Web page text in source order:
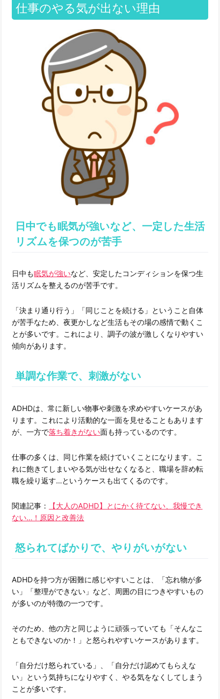
仕事のやる気が出ない理由
日中でも眠気が強いなど、一定した生活
リズムを保つのが苦手
日中も眠気が強いなど、安定したコンディションを保つ生
活リズムを整えるのが苦手です。
「決まり通り行う」「同じことを続ける」ということ自体
が苦手なため、夜更かしなど生活もその場の感情で動くこ
とが多いです。これにより、調子の波が激しくなりやすい
傾向があります。
単調な作業で、刺激がない
ADHDは、常に新しい物事や刺激を求めやすいケースがあ
ります。これにより活動的な一面を見せることもあります
が、一方で落ち着きがない面も持っているのです。
仕事の多くは、同じ作業を続けていくことになります。こ
れに飽きてしまいやる気が出せなくなると、職場を辞め転
職を繰り返す…というケースも出てくるのです。
関連記事：
【大人のADHD】とにかく待てない、我慢でき
ない…！原因と改善法
怒られてばかりで、やりがいがない
ADHDを持つ方が困難に感じやすいことは、「忘れ物が多
い」「整理ができない」など、周囲の目につきやすいもの
が多いのが特徴の一つです。
そのため、他の方と同じように頑張っていても「そんなこ
ともできないのか！」と怒られやすいケースがあります。
「自分だけ怒られている」、「自分だけ認めてもらえな
い」という気持ちになりやすく、やる気をなくしてしまう
ことが多いです。